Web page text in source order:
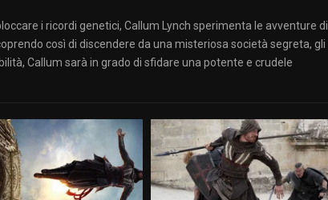
i ricordi genetici, Callum Lynch sperimenta le avventure di
così di discendere da una misteriosa società segreta, gli
Callum sarà in grado di sfidare una potente e crudele